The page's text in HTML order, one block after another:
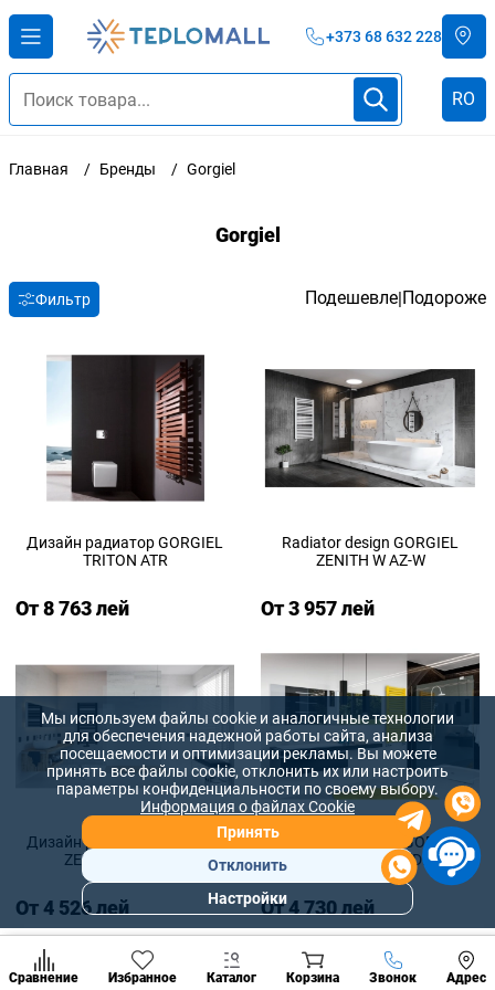
+373 68 632 228
RO
Главная Бренды Gorgiel
Gorgiel
Фильтр Подешевле|Подороже
Дизайн радиатор GORGIEL
TRITON ATR
От 8 763 лей
Radiator design GORGIEL
ZENITH W AZ-W
От 3 957 лей
Дизайн радиатор GORGIEL
ZENITH DR AZ-DR
От 4 526 лей
Дизайн радиатор GORGIEL
ZENITH DR/P AZ-DR/P
От 4 730 лей
Сравнение Избранное Каталог Корзина Звонок Адрес
Позвонить
разделы
Мы используем файлы cookie и аналогичные технологии
для обеспечения надежной работы сайта, анализа
посещаемости и оптимизации рекламы. Вы можете
принять все файлы cookie, отклонить их или настроить
параметры конфиденциальности по своему выбору.
Информация о файлах Cookie
Принять
Отклонить
Настройки